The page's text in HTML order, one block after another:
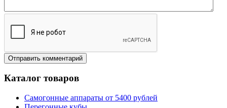
Каталог товаров
Самогонные аппараты от 5400 рублей